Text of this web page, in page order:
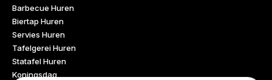
Barbecue Huren
Biertap Huren
Servies Huren
Tafelgerei Huren
Statafel Huren
Koningsdag